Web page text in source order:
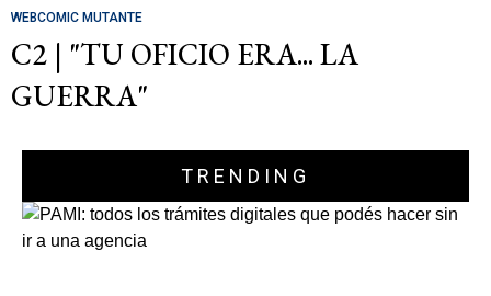
WEBCOMIC MUTANTE
C2 | "TU OFICIO ERA... LA
GUERRA"
TRENDING